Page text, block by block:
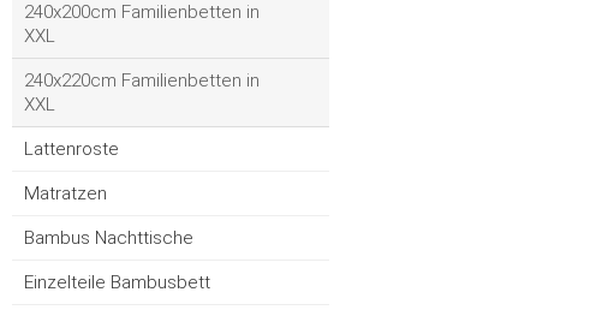
240x200cm Familienbetten in
XXL
240x220cm Familienbetten in
XXL
Lattenroste
Matratzen
Bambus Nachttische
Einzelteile Bambusbett